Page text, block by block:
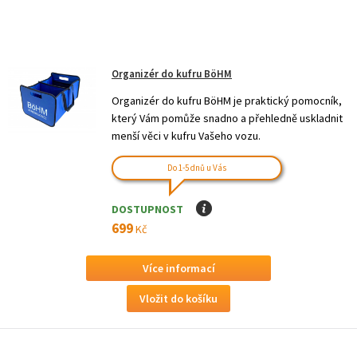
Organizér do kufru BöHM
Organizér do kufru BöHM je praktický pomocník,
který Vám pomůže snadno a přehledně uskladnit
menší věci v kufru Vašeho vozu.
Do 1-5 dnů u Vás
DOSTUPNOST I
699Kč
Více informací